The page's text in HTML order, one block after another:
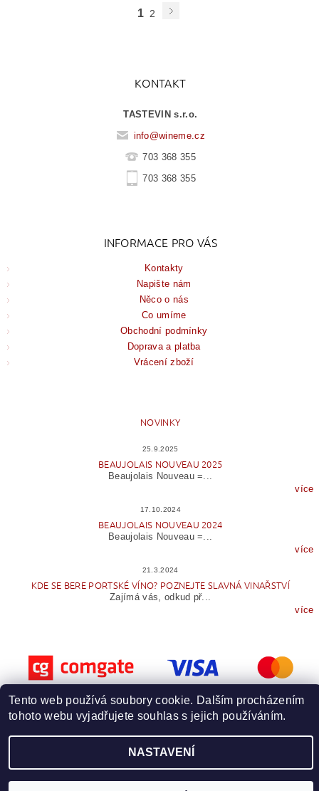
1 2
KONTAKT
TASTEVIN s.r.o.
info@wineme.cz
703 368 355
703 368 355
INFORMACE PRO VÁS
Kontakty
Napište nám
Něco o nás
Co umíme
Obchodní podmínky
Doprava a platba
Vrácení zboží
NOVINKY
25.9.2025
BEAUJOLAIS NOUVEAU 2025
Beaujolais Nouveau =...
více
17.10.2024
BEAUJOLAIS NOUVEAU 2024
Beaujolais Nouveau =...
více
21.3.2024
KDE SE BERE PORTSKÉ VÍNO? POZNEJTE SLAVNÁ VINAŘSTVÍ
Zajímá vás, odkud př...
více
Vytvořil Shoptet
Tento web používá soubory cookie. Dalším procházením
tohoto webu vyjadřujete souhlas s jejich používáním.
NASTAVENÍ